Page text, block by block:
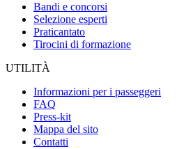
Bandi e concorsi
Selezione esperti
Praticantato
Tirocini di formazione
UTILITÀ
Informazioni per i passeggeri
FAQ
Press-kit
Mappa del sito
Contatti